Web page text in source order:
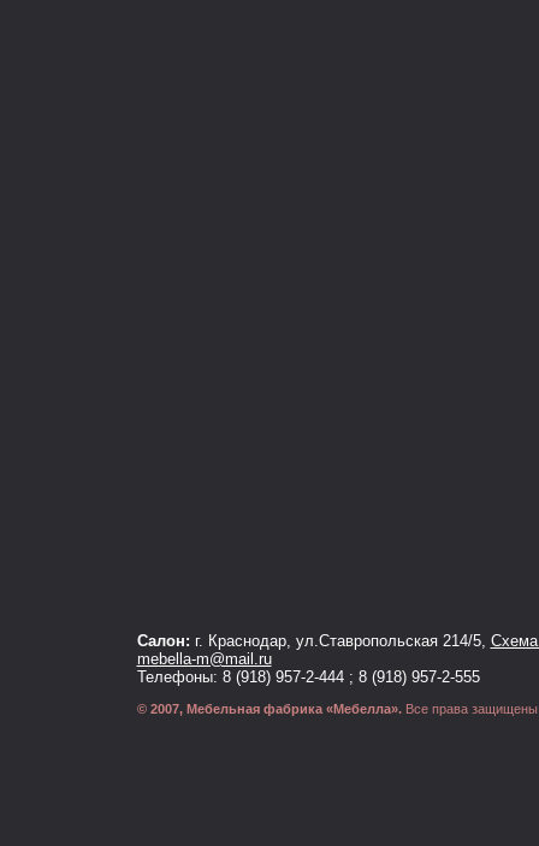
Салон: г. Краснодар, ул.Ставропольская 214/5, Схема
mebella-m@mail.ru
Телефоны: 8 (918) 957-2-444 ; 8 (918) 957-2-555
© 2007, Мебельная фабрика «Мебелла».Все права